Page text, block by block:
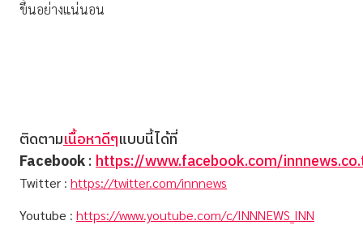
ขึ้นอย่างแน่นอน
ติดตามเนื้อหาดีๆแบบนี้ได้ที่
Facebook: https://www.facebook.com/
Twitter : https://twitter.com/innnews
Youtube : https://www.youtube.com/c/INNNEWS_INN